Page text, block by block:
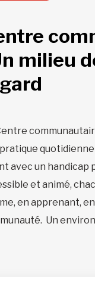
milieu
avec un handicap
et animé,
en apprenant,
Un